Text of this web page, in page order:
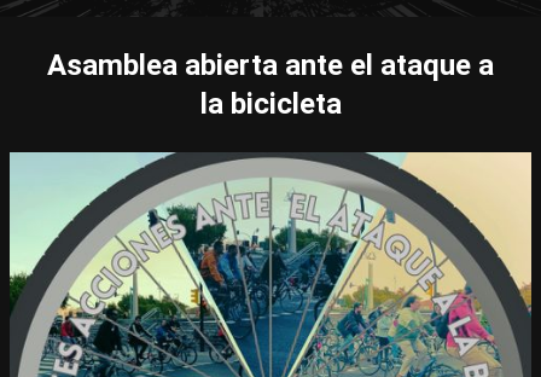
Asamblea abierta ante el ataque a
la bicicleta